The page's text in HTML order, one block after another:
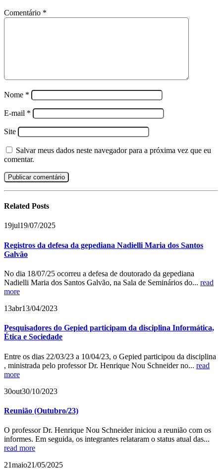
Comentário *
Nome *
E-mail *
Site
Salvar meus dados neste navegador para a próxima vez que eu
comentar.
Related Posts
19jul19/07/2025
Registros da defesa da gepediana Nadielli Maria dos Santos
Galvão
No dia 18/07/25 ocorreu a defesa de doutorado da gepediana
Nadielli Maria dos Santos Galvão, na Sala de Seminários do... read
more
13abr13/04/2023
Pesquisadores do Gepied participam da disciplina Informática,
Ética e Sociedade
Entre os dias 22/03/23 a 10/04/23, o Gepied participou da disciplina
, ministrada pelo professor Dr. Henrique Nou Schneider no... read
more
30out30/10/2023
Reunião (Outubro/23)
O professor Dr. Henrique Nou Schneider iniciou a reunião com os
informes. Em seguida, os integrantes relataram o status atual das...
read more
21maio21/05/2025